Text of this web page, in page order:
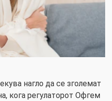
нагло да се зголемат
кога регулаторот Офгем